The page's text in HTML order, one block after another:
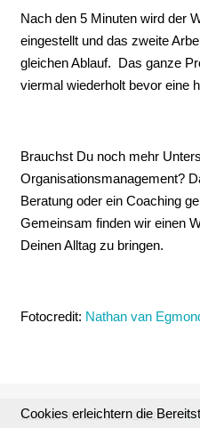
Nach den 5 Minuten wird der
eingestellt und das zweite
gleichen Ablauf. Das ganze
viermal wiederholt bevor eine
Brauchst Du noch mehr
Organisationsmanagement?
Beratung oder ein Coaching
Gemeinsam finden wir einen
Deinen Alltag zu bringen.
Fotocredit: Nathan van
Kontakt:Telefon 089 62422545 –
Cookies erleichtern die